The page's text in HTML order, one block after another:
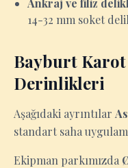
Ankraj ve filiz
14-32 mm soket
Bayburt Karot
Derinlikleri
Aşağıdaki ayrıntılar
standart saha
Ekipman parkımızda